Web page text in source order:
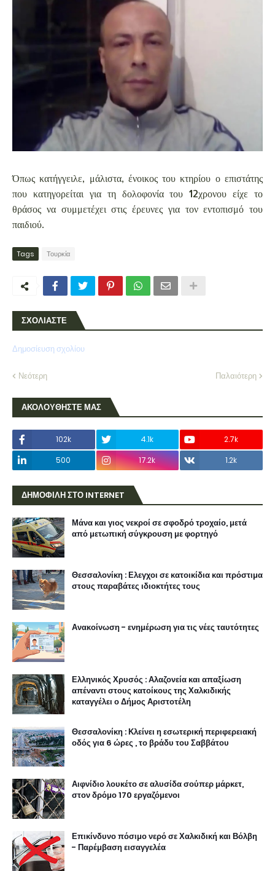
Όπως κατήγγειλε, μάλιστα, ένοικος του κτηρίου ο επιστάτης
που κατηγορείται για τη δολοφονία του 12χρονου είχε το
θράσος να συμμετέχει στις έρευνες για τον εντοπισμό του
παιδιού.
Tags Τουρκία
ΣΧΟΛΙΑΣΤΕ
Δημοσίευση σχολίου
Νεότερη Παλαιότερη
ΑΚΟΛΟΥΘΗΣΤΕ ΜΑΣ
102k 4.1k
2.7k
500
17.2k 1.2k
ΔΗΜΟΦΙΛΗ ΣΤΟ INTERNET
Μάνα και γιος νεκροί σε σφοδρό τροχαίο, μετά
από μετωπική σύγκρουση με φορτηγό
Θεσσαλονίκη : Ελεγχοι σε κατοικίδια και πρόστιμα
στους παραβάτες ιδιοκτήτες τους
Ανακοίνωση - ενημέρωση για τις νέες ταυτότητες
Ελληνικός Χρυσός : Αλαζονεία και απαξίωση
απέναντι στους κατοίκους της Χαλκιδικής
καταγγέλει ο Δήμος Αριστοτέλη
Θεσσαλονίκη : Κλείνει η εσωτερική περιφερειακή
οδός για 6 ώρες , το βράδυ του Σαββάτου
Αιφνίδιο λουκέτο σε αλυσίδα σούπερ μάρκετ,
στον δρόμο 170 εργαζόμενοι
Επικίνδυνο πόσιμο νερό σε Χαλκιδική και Βόλβη
- Παρέμβαση εισαγγελέα